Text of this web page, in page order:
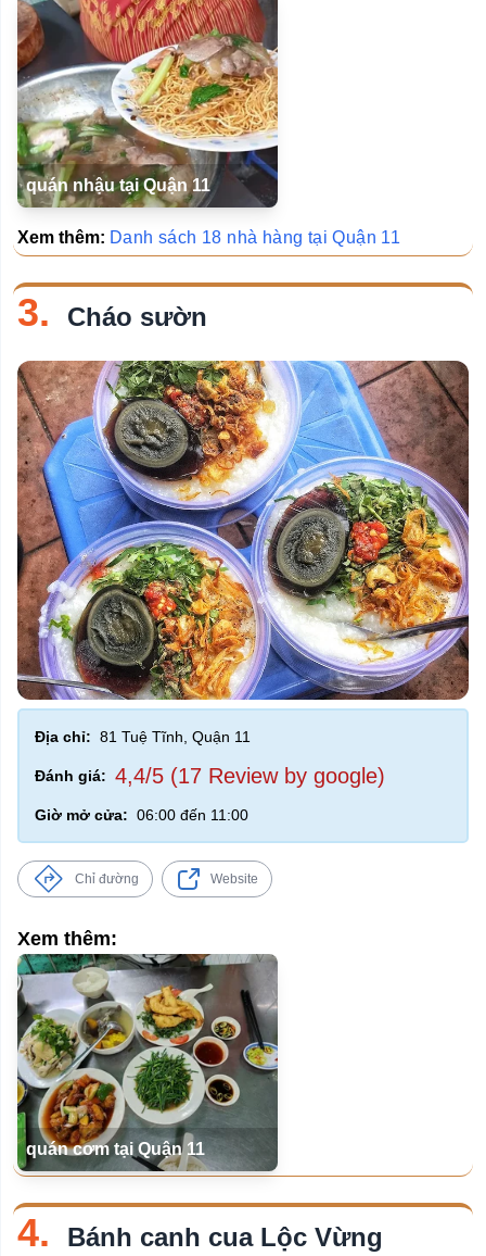
quán nhậu tại Quận 11
Xem thêm: Danh sách 18 nhà hàng tại Quận 11
3. Cháo sườn
Địa chỉ: 81 Tuệ Tĩnh, Quận 11
Đánh giá: 4,4/5 (17 Review by google)
Giờ mở cửa: 06:00 đến 11:00
Chỉ đường Website
Xem thêm:
quán cơm tại Quận 11
4. Bánh canh cua Lộc Vừng